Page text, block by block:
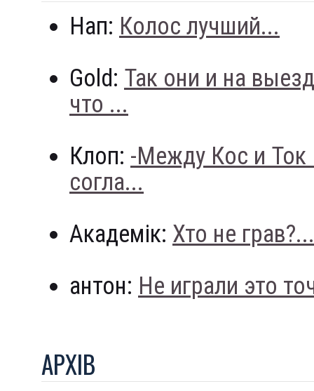
Нап: Колос лучший...
Gold: Так они и на
что ...
Клоп: -Между Кос и
согла...
Академік: Хто не грав?...
антон: Не играли это
АРХIВ